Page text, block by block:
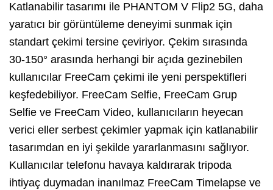
Katlanabilir tasarımı ile PHANTOM V Flip2 5G, daha
yaratıcı bir görüntüleme deneyimi sunmak için
standart çekimi tersine çeviriyor. Çekim sırasında
30-150° arasında herhangi bir açıda gezinebilen
kullanıcılar FreeCam çekimi ile yeni perspektifleri
keşfedebiliyor. FreeCam Selfie, FreeCam Grup
Selfie ve FreeCam Video, kullanıcıların heyecan
verici eller serbest çekimler yapmak için katlanabilir
tasarımdan en iyi şekilde yararlanmasını sağlıyor.
Kullanıcılar telefonu havaya kaldırarak tripoda
ihtiyaç duymadan inanılmaz FreeCam Timelapse ve